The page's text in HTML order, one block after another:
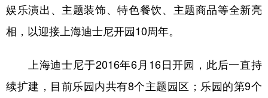
娱乐演出、主题装饰、特色餐饮、主题商品等全新亮
相，以迎接上海迪士尼开园10周年。
上海迪士尼于2016年6月16日开园，此后一直持
续扩建，目前乐园内共有8个主题园区；乐园的第9个